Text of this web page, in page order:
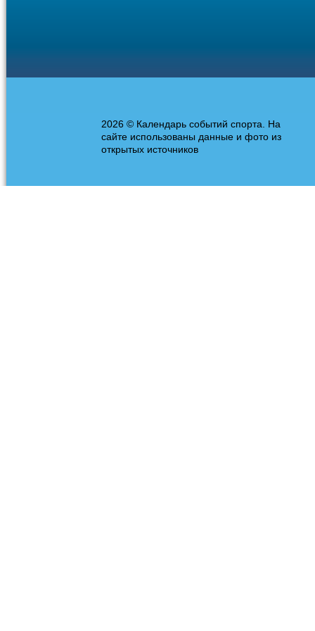
2026 © Календарь событий спорта. На
сайте использованы данные и фото из
открытых источников